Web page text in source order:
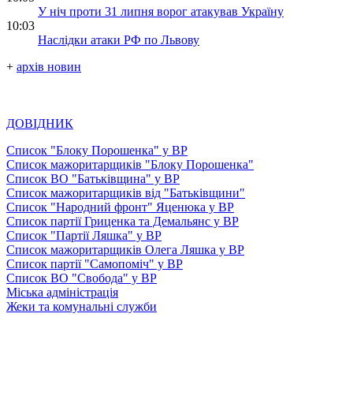
У ніч проти 31 липня ворог атакував Україну
10:03
Наслідки атаки РФ по Львову
+ архів новин
ДОВІДНИК
Список "Блоку Порошенка" у ВР
Список мажоритарщиків "Блоку Порошенка"
Список ВО "Батьківщина" у ВР
Список мажоритарщиків від "Батьківщини"
Список "Народний фронт" Яценюка у ВР
Список партії Гриценка та Демальянс у ВР
Список "Партії Ляшка" у ВР
Список мажоритарщиків Олега Ляшка у ВР
Список партії "Самопоміч" у ВР
Список ВО "Свобода" у ВР
Міська адміністрація
Жеки та комунальні служби